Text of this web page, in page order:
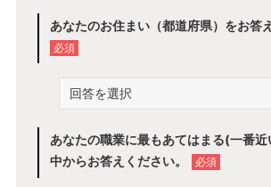
あなたのお住まい（都道府県）をお答
必須
あなたの職業に最もあてはまる(一番
中からお答えください。
必須